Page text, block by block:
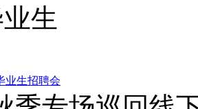
业生招聘会